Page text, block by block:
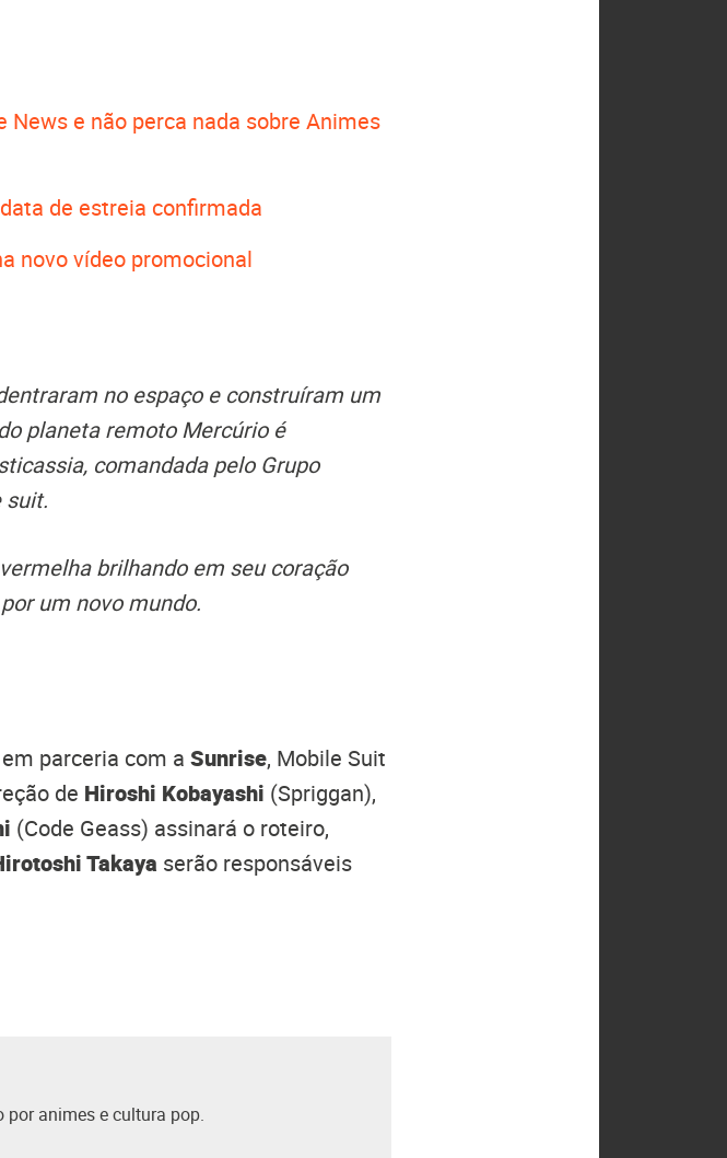
e não perca nada sobre Animes
de estreia confirmada
novo vídeo promocional
no espaço e construíram um
planeta remoto Mercúrio é
comandada pelo Grupo
suit.
brilhando em seu coração
um novo mundo.
em parceria com a Sunrise, Mobile Suit
de Hiroshi Kobayashi (Spriggan),
(Code Geass) assinará o roteiro,
Takaya serão responsáveis
animes e cultura pop.